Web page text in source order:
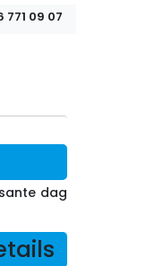
771 09 07
dag